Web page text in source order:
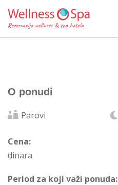
O ponudi
Parovi
Cena:
dinara
Period za koji važi ponuda: